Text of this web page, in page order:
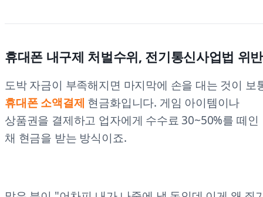
휴대폰 내구제 처벌수위, 전기통신사업법 위반
도박 자금이 부족해지면 마지막에 손을 대는 것이 보
휴대폰 소액결제 현금화입니다. 게임 아이템이나
상품권을 결제하고 업자에게 수수료 30~50%를 떼인
채 현금을 받는 방식이죠.